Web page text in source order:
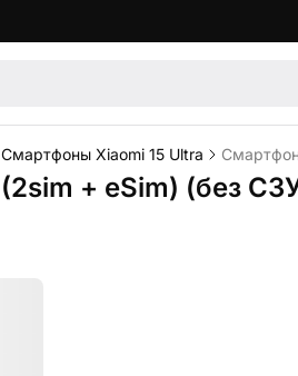
Смартфоны Xiaomi 15 Ultra
+ eSim) (без